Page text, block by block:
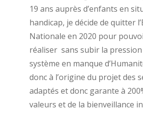
19 ans auprès d’enfants en
handicap, je décide de quitter
Nationale en 2020 pour
réaliser sans subir la pression
système en manque
donc à l’origine du projet des
adaptés et donc garante à
valeurs et de la bienveillance